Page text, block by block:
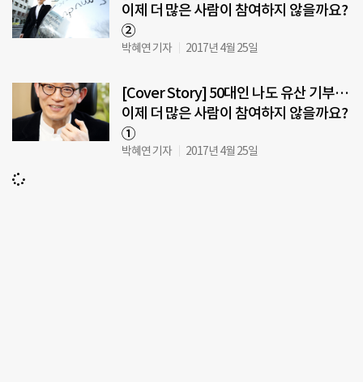
이제 더 많은 사람이 참여하지 않을까요?
②
박혜연 기자 2017년 4월 25일
[Cover Story] 50대인 나도 유산 기부…
이제 더 많은 사람이 참여하지 않을까요?
①
박혜연 기자 2017년 4월 25일